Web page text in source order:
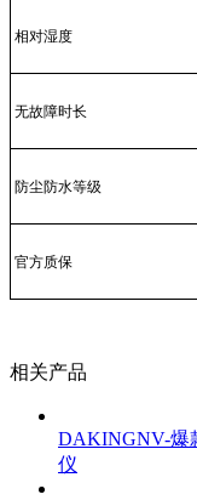
相对湿度
无故障时长
防尘防水等级
官方质保
相关产品
DAKINGNV-爆
仪